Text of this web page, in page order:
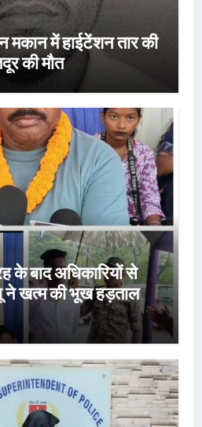
मकान में हाईटेंशन तार की
की मौत
के बाद अधिकारियों से
ने खत्म की भूख हड़ताल